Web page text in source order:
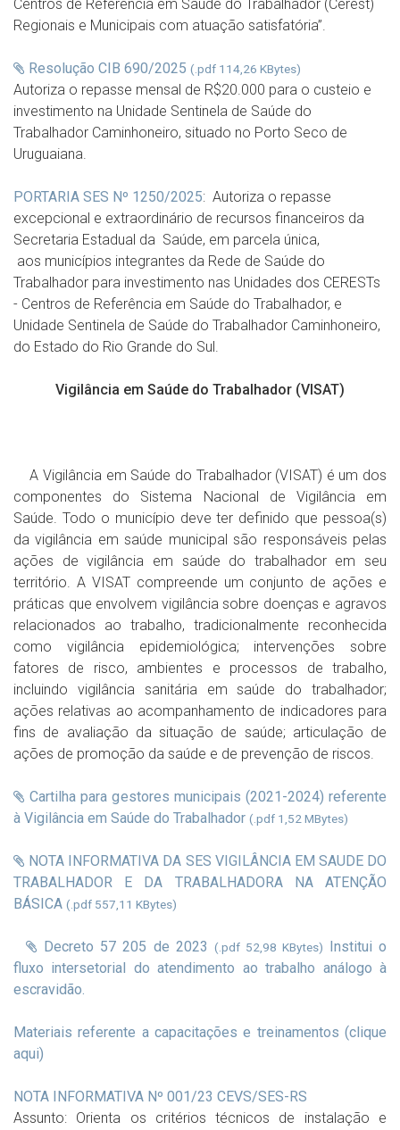
Centros de Referência em Saúde do Trabalhador (Cerest)
Regionais e Municipais com atuação satisfatória”.
Resolução CIB 690/2025 (.pdf 114,26 KBytes)
Autoriza o repasse mensal de R$20.000 para o custeio e
investimento na Unidade Sentinela de Saúde do
Trabalhador Caminhoneiro, situado no Porto Seco de
Uruguaiana.
PORTARIA SES Nº 1250/2025: Autoriza o repasse
excepcional e extraordinário de recursos financeiros da
Secretaria Estadual da Saúde, em parcela única,
aos municípios integrantes da Rede de Saúde do
Trabalhador para investimento nas Unidades dos CERESTs
- Centros de Referência em Saúde do Trabalhador, e
Unidade Sentinela de Saúde do Trabalhador Caminhoneiro,
do Estado do Rio Grande do Sul.
Vigilância em Saúde do Trabalhador (VISAT)
A Vigilância em Saúde do Trabalhador (VISAT) é um dos
componentes do Sistema Nacional de Vigilância em
Saúde. Todo o município deve ter definido que pessoa(s)
da vigilância em saúde municipal são responsáveis pelas
ações de vigilância em saúde do trabalhador em seu
território. A VISAT compreende um conjunto de ações e
práticas que envolvem vigilância sobre doenças e agravos
relacionados ao trabalho, tradicionalmente reconhecida
como vigilância epidemiológica; intervenções sobre
fatores de risco, ambientes e processos de trabalho,
incluindo vigilância sanitária em saúde do trabalhador;
ações relativas ao acompanhamento de indicadores para
fins de avaliação da situação de saúde; articulação de
ações de promoção da saúde e de prevenção de riscos.
Cartilha para gestores municipais (2021-2024) referente
à Vigilância em Saúde do Trabalhador (.pdf 1,52 MBytes)
NOTA INFORMATIVA DA SES VIGILÂNCIA EM SAUDE DO
TRABALHADOR E DA TRABALHADORA NA ATENÇÃO
BÁSICA (.pdf 557,11 KBytes)
Decreto 57 205 de 2023 (.pdf 52,98 KBytes) Institui o
fluxo intersetorial do atendimento ao trabalho análogo à
escravidão.
Materiais referente a capacitações e treinamentos (clique
aqui)
NOTA INFORMATIVA Nº 001/23 CEVS/SES-RS
Assunto: Orienta os critérios técnicos de instalação e